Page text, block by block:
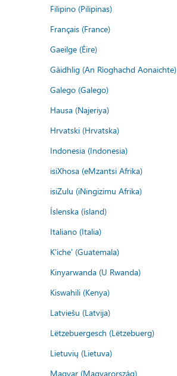
Filipino (Pilipinas)
Français (France)
Gaeilge (Éire)
Gàidhlig (An Rìoghachd Aonaichte)
Galego (Galego)
Hausa (Najeriya)
Hrvatski (Hrvatska)
Indonesia (Indonesia)
isiXhosa (eMzantsi Afrika)
isiZulu (iNingizimu Afrika)
Íslenska (ísland)
Italiano (Italia)
K'iche' (Guatemala)
Kinyarwanda (U Rwanda)
Kiswahili (Kenya)
Latviešu (Latvija)
Lëtzebuergesch (Lëtzebuerg)
Lietuvių (Lietuva)
Magyar (Magyarország)